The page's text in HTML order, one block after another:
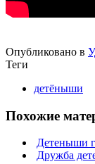
Опубликовано в
Теги
детёныши
Похожие
Детеныши
Дружба